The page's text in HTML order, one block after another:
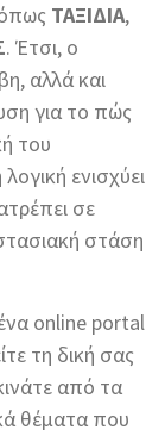
ΤΑΞΙΔΙΑ,
. Έτσι, ο
αλλά και
για το πώς
του
ενισχύει
σε
στάση
online portal
τη δική σας
από τα
θέματα που